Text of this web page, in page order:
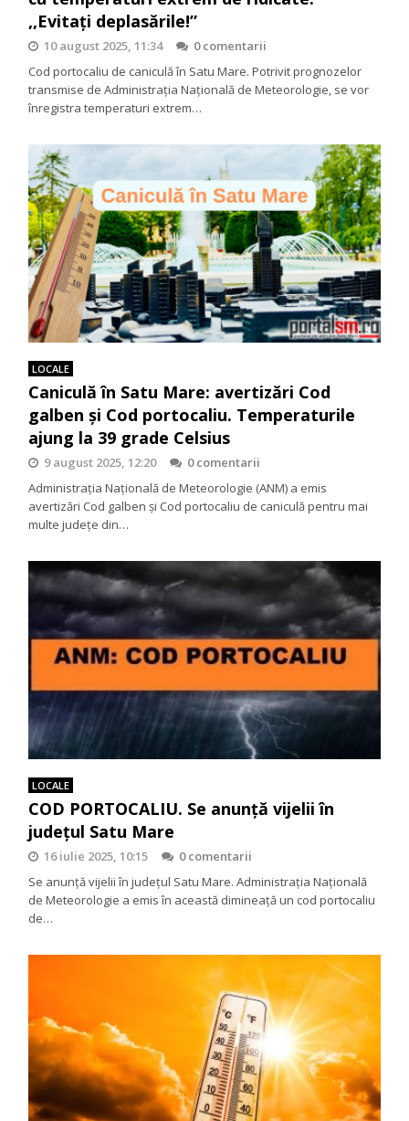
,,Evitați deplasările!”
10 august 2025, 11:34
0 comentarii
Cod portocaliu de caniculă în Satu Mare. Potrivit prognozelor
transmise de Administrația Națională de Meteorologie, se vor
înregistra temperaturi extrem…
LOCALE
Caniculă în Satu Mare: avertizări Cod
galben și Cod portocaliu. Temperaturile
ajung la 39 grade Celsius
9 august 2025, 12:20
0 comentarii
Administrația Națională de Meteorologie (ANM) a emis
avertizări Cod galben și Cod portocaliu de caniculă pentru mai
multe județe din…
LOCALE
COD PORTOCALIU. Se anunţă vijelii în
judeţul Satu Mare
16 iulie 2025, 10:15
0 comentarii
Se anunţă vijelii în judeţul Satu Mare. Administraţia Naţională
de Meteorologie a emis în această dimineaţă un cod portocaliu
de…